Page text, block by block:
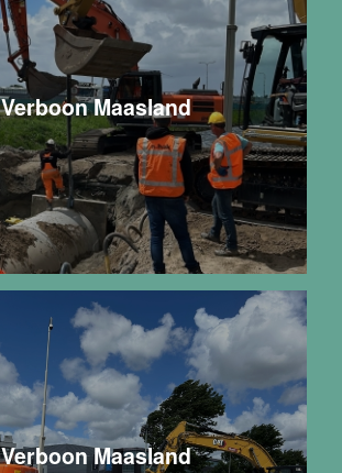
Verboon Maasland
Verboon Maasland